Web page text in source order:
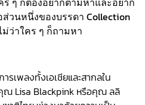
วนหนึ่งของบรรดา Collection
ว่าใคร ๆ ก็ถามหา
เพลงทั้งเอเชียและสากลใน
Lisa Blackpink หรือคุณ ลลิ